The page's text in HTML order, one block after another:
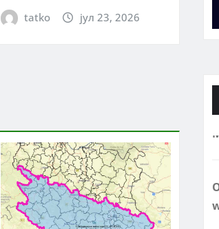
tatko јул 23, 2026